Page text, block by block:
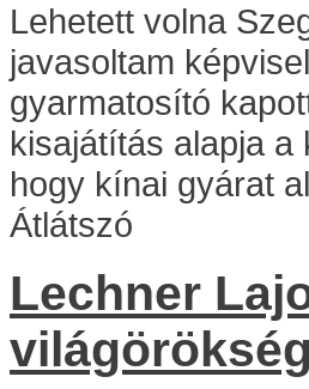
Lehetett volna
javasoltam
gyarmatosító
kisajátítás alapja a
hogy kínai gyárat
Átlátszó
Lechner